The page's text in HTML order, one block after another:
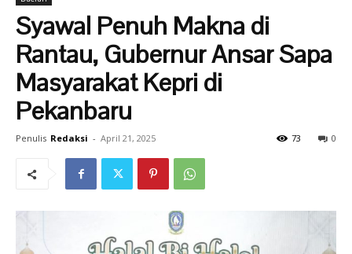
Syawal Penuh Makna di
Rantau, Gubernur Ansar Sapa
Masyarakat Kepri di
Pekanbaru
Penulis Redaksi - April 21, 2025 0
73